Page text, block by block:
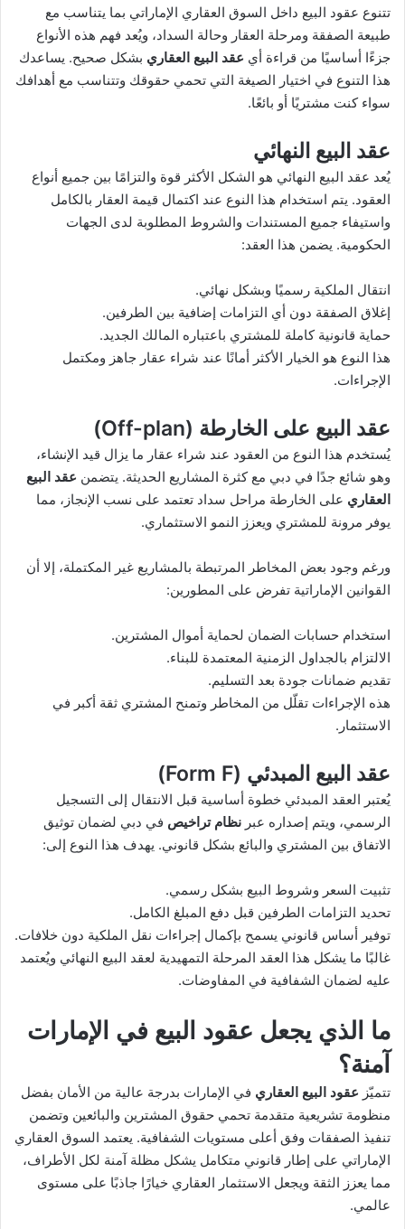
تتنوع عقود البيع داخل السوق العقاري الإماراتي بما يتناسب مع
طبيعة الصفقة ومرحلة العقار وحالة السداد، ويُعد فهم هذه الأنواع
جزءًا أساسيًا من قراءة أي عقد البيع العقاري بشكل صحيح. يساعدك
هذا التنوع في اختيار الصيغة التي تحمي حقوقك وتتناسب مع أهدافك
سواء كنت مشتريًا أو بائعًا.
عقد البيع النهائي
يُعد عقد البيع النهائي هو الشكل الأكثر قوة والتزامًا بين جميع أنواع
العقود. يتم استخدام هذا النوع عند اكتمال قيمة العقار بالكامل
واستيفاء جميع المستندات والشروط المطلوبة لدى الجهات
الحكومية. يضمن هذا العقد:
انتقال الملكية رسميًا وبشكل نهائي.
إغلاق الصفقة دون أي التزامات إضافية بين الطرفين.
حماية قانونية كاملة للمشتري باعتباره المالك الجديد.
هذا النوع هو الخيار الأكثر أمانًا عند شراء عقار جاهز ومكتمل
الإجراءات.
عقد البيع على الخارطة (Off-plan)
يُستخدم هذا النوع من العقود عند شراء عقار ما يزال قيد الإنشاء،
وهو شائع جدًا في دبي مع كثرة المشاريع الحديثة. يتضمن عقد البيع
العقاري على الخارطة مراحل سداد تعتمد على نسب الإنجاز، مما
يوفر مرونة للمشتري ويعزز النمو الاستثماري.
ورغم وجود بعض المخاطر المرتبطة بالمشاريع غير المكتملة، إلا أن
القوانين الإماراتية تفرض على المطورين:
استخدام حسابات الضمان لحماية أموال المشترين.
الالتزام بالجداول الزمنية المعتمدة للبناء.
تقديم ضمانات جودة بعد التسليم.
هذه الإجراءات تقلّل من المخاطر وتمنح المشتري ثقة أكبر في
الاستثمار.
عقد البيع المبدئي (Form F)
يُعتبر العقد المبدئي خطوة أساسية قبل الانتقال إلى التسجيل
الرسمي، ويتم إصداره عبر نظام تراخيص في دبي لضمان توثيق
الاتفاق بين المشتري والبائع بشكل قانوني. يهدف هذا النوع إلى:
تثبيت السعر وشروط البيع بشكل رسمي.
تحديد التزامات الطرفين قبل دفع المبلغ الكامل.
توفير أساس قانوني يسمح بإكمال إجراءات نقل الملكية دون خلافات.
غالبًا ما يشكل هذا العقد المرحلة التمهيدية لعقد البيع النهائي ويُعتمد
عليه لضمان الشفافية في المفاوضات.
ما الذي يجعل عقود البيع في الإمارات
آمنة؟
تتميّز عقود البيع العقاري في الإمارات بدرجة عالية من الأمان بفضل
منظومة تشريعية متقدمة تحمي حقوق المشترين والبائعين وتضمن
تنفيذ الصفقات وفق أعلى مستويات الشفافية. يعتمد السوق العقاري
الإماراتي على إطار قانوني متكامل يشكل مظلة آمنة لكل الأطراف،
مما يعزز الثقة ويجعل الاستثمار العقاري خيارًا جاذبًا على مستوى
عالمي.